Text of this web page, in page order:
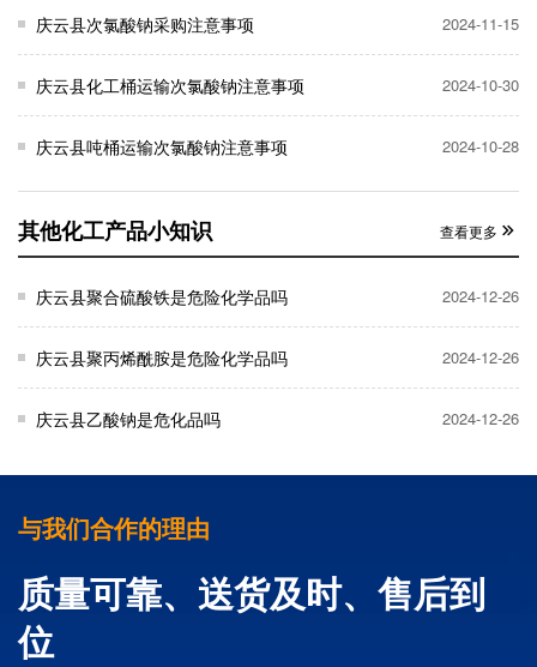
庆云县次氯酸钠采购注意事项 2024-11-15
庆云县化工桶运输次氯酸钠注意事项 2024-10-30
庆云县吨桶运输次氯酸钠注意事项 2024-10-28
其他化工产品小知识 查看更多
庆云县聚合硫酸铁是危险化学品吗 2024-12-26
庆云县聚丙烯酰胺是危险化学品吗 2024-12-26
庆云县乙酸钠是危化品吗 2024-12-26
与我们合作的理由
质量可靠、送货及时、售后到
位